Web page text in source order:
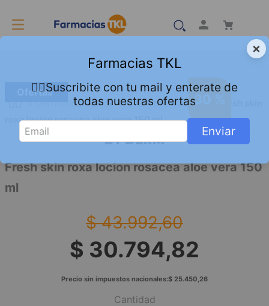
Ofertas 30 %
Dermocosmetica Cremas Faciales
roxa locion rosacea aloe vera 150 ml
BY DERM
Fresh skin roxa locion rosacea aloe vera 150
ml
$ 43.992,60
$ 30.794,82
Precio sin impuestos nacionales:$ 25.450,26
Cantidad
×
Farmacias TKL
👇🏻Suscribite con tu mail y enterate de
todas nuestras ofertas
Enviar